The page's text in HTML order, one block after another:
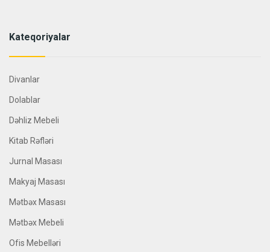
Kateqoriyalar
Divanlar
Dolablar
Dəhliz Mebeli
Kitab Rəfləri
Jurnal Masası
Makyaj Masası
Mətbəx Masası
Mətbəx Mebeli
Ofis Mebelləri